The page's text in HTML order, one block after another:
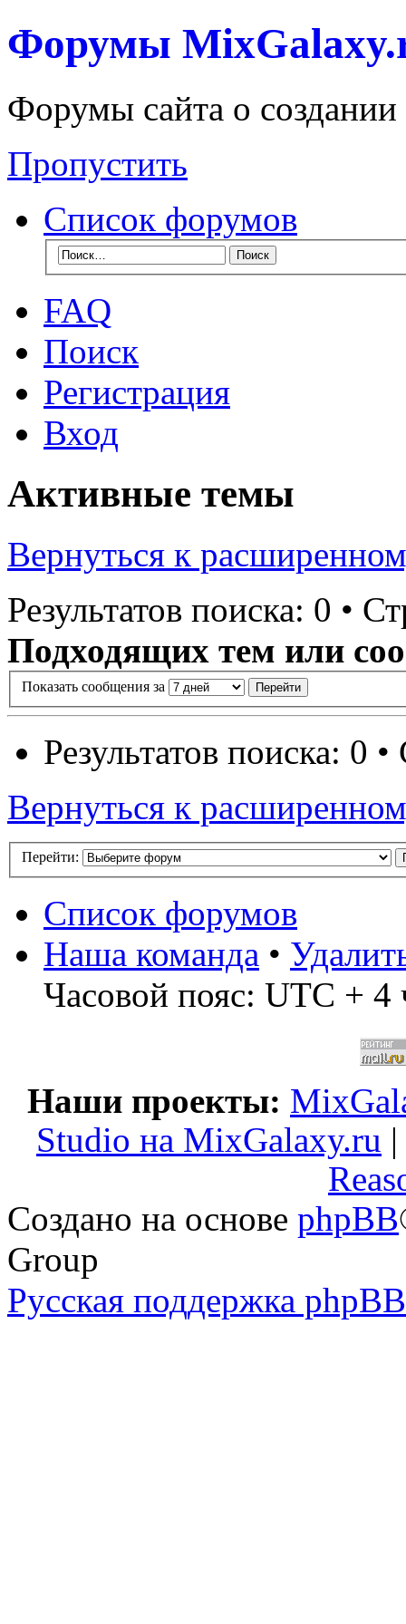
Форумы
Форумы сайта о
Пропустить
Список форумов
FAQ
Поиск
Регистрация
Вход
Активные темы
Вернуться к
Результатов поиска: 0 •
Подходящих тем или
Показать сообщения за
Результатов поиска: 0
Вернуться к
Перейти:
Список форумов
Наша команда •
Часовой пояс: UTC + 4
Наши проекты:
Studio на MixGalaxy.ru |
Создано на основе phpBB
Group
Русская поддержка phpBB